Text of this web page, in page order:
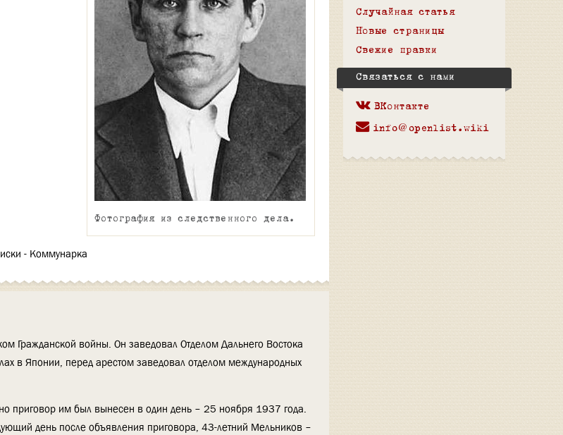
Фотография из следственного дела.
- Коммунарка
Гражданской войны. Он заведовал Отделом Дальнего Востока
в Японии, перед арестом заведовал отделом международных
приговор им был вынесен в один день – 25 ноября 1937 года.
день после объявления приговора, 43-летний Мельников –
Случайная статья
Новые страницы
Свежие правки
Связаться с нами
ВКонтакте
info@openlist.wiki